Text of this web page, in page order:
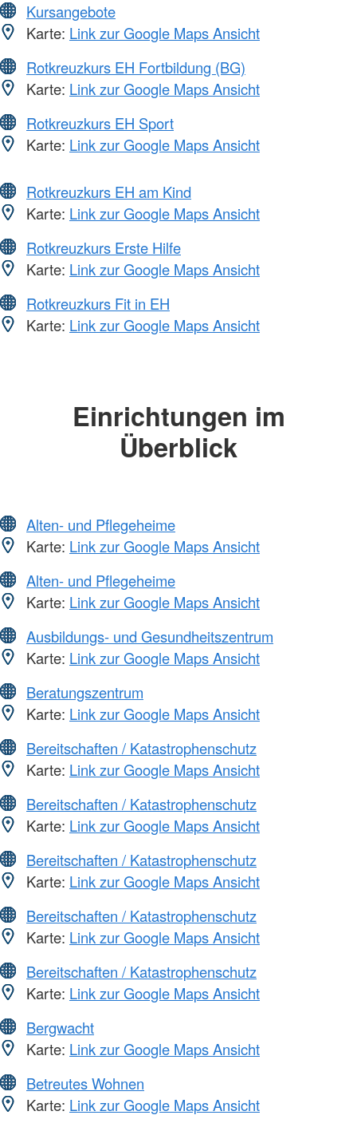
Kursangebote
Karte: Link zur Google Maps Ansicht
Rotkreuzkurs EH Fortbildung (BG)
Karte: Link zur Google Maps Ansicht
Rotkreuzkurs EH Sport
Karte: Link zur Google Maps Ansicht
Rotkreuzkurs EH am Kind
Karte: Link zur Google Maps Ansicht
Rotkreuzkurs Erste Hilfe
Karte: Link zur Google Maps Ansicht
Rotkreuzkurs Fit in EH
Karte: Link zur Google Maps Ansicht
Einrichtungen im
Überblick
Alten- und Pflegeheime
Karte: Link zur Google Maps Ansicht
Alten- und Pflegeheime
Karte: Link zur Google Maps Ansicht
Ausbildungs- und Gesundheitszentrum
Karte: Link zur Google Maps Ansicht
Beratungszentrum
Karte: Link zur Google Maps Ansicht
Bereitschaften / Katastrophenschutz
Karte: Link zur Google Maps Ansicht
Bereitschaften / Katastrophenschutz
Karte: Link zur Google Maps Ansicht
Bereitschaften / Katastrophenschutz
Karte: Link zur Google Maps Ansicht
Bereitschaften / Katastrophenschutz
Karte: Link zur Google Maps Ansicht
Bereitschaften / Katastrophenschutz
Karte: Link zur Google Maps Ansicht
Bergwacht
Karte: Link zur Google Maps Ansicht
Betreutes Wohnen
Karte: Link zur Google Maps Ansicht